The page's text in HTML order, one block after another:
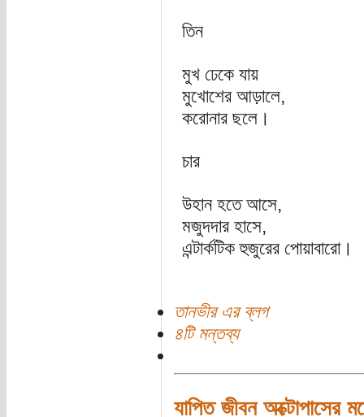
তিন
মুখ ঢেকে যায়
মুখোশের আড়ালে,
করোনার ছলে।
চার
উহান হতে আসে,
মজুদদার হাসে,
এন্টার্কটিক হুজুরের পোয়াবারো।
তানভীর এর ব্লগ
৪টি মন্তব্য
যাপিত জীবন অক্টোপাসের